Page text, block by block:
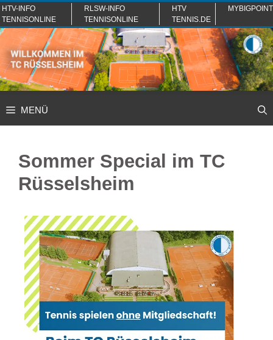
Zum
Inhalt
springen
HTV-INFO
TENNISONLINE
RLSW-INFO
TENNISONLINE
HTV
TENNIS.DE
MYBIGPOINT
MENÜ
Sommer Special im TC
Rüsselsheim